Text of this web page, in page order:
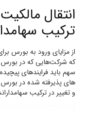
انتقال
ترکیب
از مزایای ورود به بورس
که شرکت‌هایی که در بورس
سهم باید فرایندهای
های پذیرفته شده در بورس
و تغییر در ترکیب